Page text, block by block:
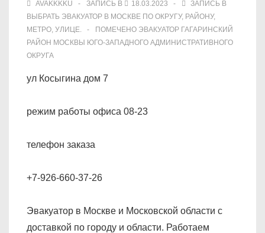
AVAKKKKU ЗАПИСЬ В 18.03.2023
ЗАПИСЬ В
ВЫБРАТЬ ЭВАКУАТОР В МОСКВЕ ПО ОКРУГУ, РАЙОНУ,
МЕТРО, УЛИЦЕ.
ПОМЕЧЕНО ЭВАКУАТОР ГАГАРИНСКИЙ
РАЙОН МОСКВЫ ЮГО-ЗАПАДНОГО АДМИНИСТРАТИВНОГО
ОКРУГА
ул Косыгина дом 7
режим работы офиса 08-23
телефон заказа
+7-926-660-37-26
Эвакуатор в Москве и Московской области с
доставкой по городу и области. Работаем